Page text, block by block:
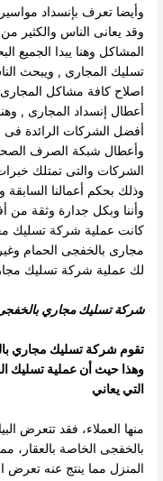
وأيضا تعرف بإنسداد
وقد يعانى الناس والكثير
المشاكل وهنا يبدا
تسليك المجارى , ويبحث
اصلاح كافة مشاكل
أعطال إنسداد المجارى ,
أفضل الشركات الرائدة
وأعطال شبكة الصرف
الشركات والتى تمتلك
وذلك بحكم أعمالنا
وأننا وبكل جدارة وثقة
كانت عملية شركة تسليك
مجارى بالخفجى الحمام
لك عملية شركة تسليك
شركة تسليك مجاري
تقومشركة تسليك مجاري
وهذا حيث أن عملية تسليك
التي يعاني
منها العملاء، فقد تتعرض
بالخفجى الخاصة بالعقار،
المنزل مما ينتج عنه تعرض